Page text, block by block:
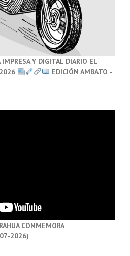
IMPRESA Y DIGITAL DIARIO EL
EDICIÓN AMBATO -
CONMEMORA
2026)